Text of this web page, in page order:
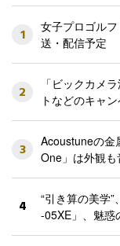
1
女子プロゴル
送・配信予定
2
「ビックカメ
トなどのキャ
3
Acoustuneの金
One」は外観も
4
“引き算の美学
-05XE」、魅惑